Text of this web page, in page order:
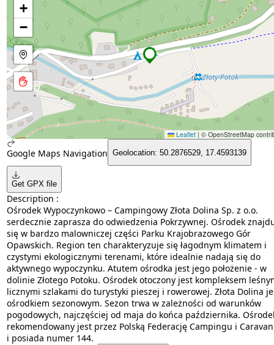
+
−
Leaflet | © OpenStreetMap
Google Maps Navigation Geolocation: 50.2876529, 17.4593139
Get GPX file
Description :
Ośrodek Wypoczynkowo – Campingowy Złota Dolina Sp. z o.o.
serdecznie zaprasza do odwiedzenia Pokrzywnej. Ośrodek
się w bardzo malowniczej części Parku Krajobrazowego Gór
Opawskich. Region ten charakteryzuje się łagodnym klimatem i
czystymi ekologicznymi terenami, które idealnie nadają się do
aktywnego wypoczynku. Atutem ośrodka jest jego położenie - w
dolinie Złotego Potoku. Ośrodek otoczony jest kompleksem
licznymi szlakami do turystyki pieszej i rowerowej. Złota Dolina
ośrodkiem sezonowym. Sezon trwa w zależności od warunków
pogodowych, najczęściej od maja do końca października.
rekomendowany jest przez Polską Federację Campingu i
i posiada numer 144.